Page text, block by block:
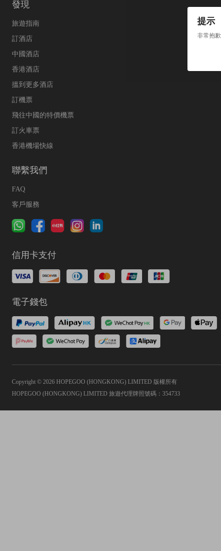
提示
非常抱
發現
旅遊指南
訂酒店
中國酒店
香港酒店
搵到更多酒店
訂機票
飛往中國的特價機票
訂火車票
香港機場快線
聯繫我們
FAQ
客戶服務
信用卡支付
電子錢包
Copyright © 2026 HOPEGOO (HONGKONG) LIMITED 版權所有
HOPEGOO (HONGKONG) LIMITED 旅遊代理牌照號碼：354733